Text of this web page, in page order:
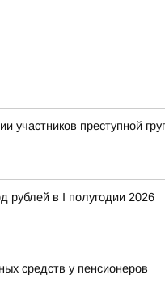
участников преступной
рублей в I полугодии 2026
средств у пенсионеров